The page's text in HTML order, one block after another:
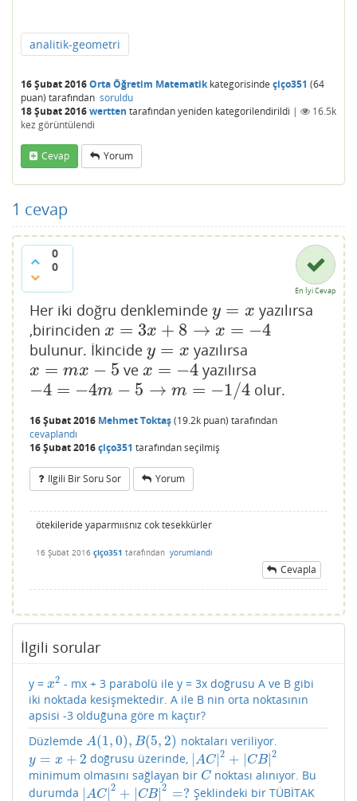
analitik-geometri
16 Şubat 2016Orta Öğretim Matematikkategorisinde çiço351 (64
puan) tarafından soruldu
18 Şubat 2016wertten tarafındanyeniden kategorilendirildi |
16.5k
kez görüntülendi
Cevap Yorum
1 cevap
0
0
En İyi Cevap
Her iki doğru denkleminde y = x
y=x
yazılırsa
,birinciden x = 3x + 8 → x = −4
x= 3x +8→x=− 4
bulunur. İkincide y = x
y=x yazılırsa
x = mx − 5
x= m x−5 ve x = −4
x= −4 yazılırsa
−4 = −4m − 5 → m = −1/4
−4= −4 m−5→ m= − 1/4 olur.
16 Şubat 2016 Mehmet Toktaş(19.2k puan) tarafından
cevaplandı
16 Şubat 2016çiço351 tarafındanseçilmiş
Ilgili Bir Soru Sor Yorum
ötekileride yaparmıısnız cok tesekkürler
16 Şubat 2016 çiço351 tarafından yorumlandı
Cevapla
İlgili sorular
y = x2
x2 - mx + 3 parabolü ile y = 3x doğrusu A ve B gibi
iki noktada kesişmektedir. A ile B nin orta noktasının
apsisi -3 olduğuna göre m kaçtır?
Düzlemde A(1,0), B(5, 2)
A(1,0) ,B(5 ,2) noktaları veriliyor.
y = x + 2
y= x+ 2 doğrusu üzerinde, |AC|2 + |CB|2
|AC| 2 +|C B|2
minimum olmasını sağlayan bir C
C noktası alınıyor. Bu
durumda |AC|2 + |CB|2 =?
|AC| 2 +|C B|2= ?
Şeklindeki bir TÜBİTAK